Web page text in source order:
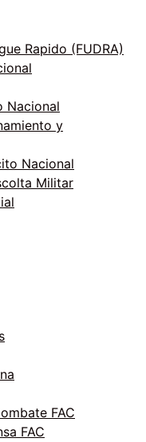
Rapido (FUDRA)
Nacional
y
Nacional
Militar
FAC
FAC